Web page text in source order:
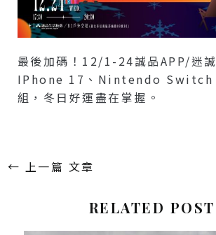
最後加碼！12/1-24誠品APP/迷
IPhone 17、Nintendo Switch
組，冬日好運盡在掌握。
← 上一篇 文章
RELATED